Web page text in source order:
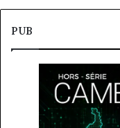
PUB